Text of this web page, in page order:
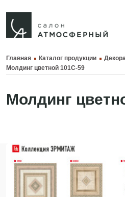
Главная Каталог продукции
Молдинг цветной 101C-59
Молдинг